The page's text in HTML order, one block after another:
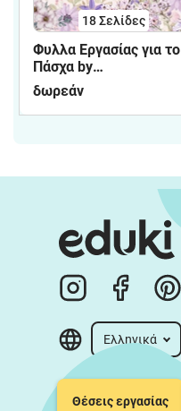
18Σελίδες
Φυλλα Εργασίας για το
Πάσχα by
EDULAB_ANASTASIA
δωρεάν
Ελληνικά
Θέσεις εργασίας